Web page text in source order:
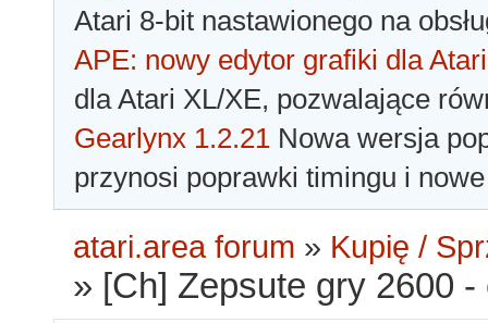
Atari 8-bit nastawionego na
APE: nowy edytor grafiki dla Atari
dla Atari XL/XE, pozwalające
Gearlynx 1.2.21 Nowa wersja
przynosi poprawki timingu i
atari.area forum » Kupię /
» [Ch] Zepsute gry 2600